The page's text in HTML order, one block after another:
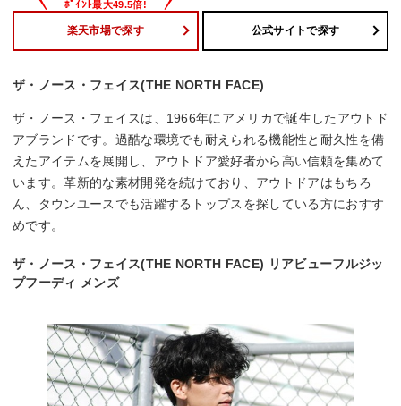
楽天市場で探す 公式サイトで探す
ザ・ノース・フェイス(THE NORTH FACE)
ザ・ノース・フェイスは、1966年にアメリカで誕生したアウトド
アブランドです。過酷な環境でも耐えられる機能性と耐久性を備
えたアイテムを展開し、アウトドア愛好者から高い信頼を集めて
います。革新的な素材開発を続けており、アウトドアはもちろ
ん、タウンユースでも活躍するトップスを探している方におすす
めです。
ザ・ノース・フェイス(THE NORTH FACE) リアビューフルジッ
プフーディ メンズ